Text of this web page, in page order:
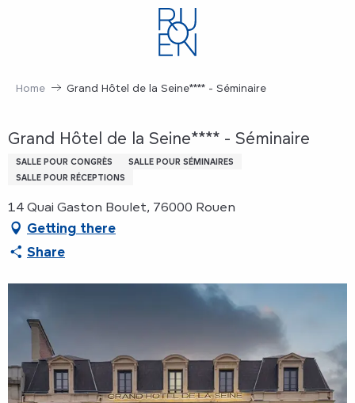
Home Grand Hôtel de la Seine**** - Séminaire
Grand Hôtel de la Seine**** - Séminaire
SALLE POUR CONGRÈS
SALLE POUR SÉMINAIRES
SALLE POUR RÉCEPTIONS
14 Quai Gaston Boulet, 76000 Rouen
Getting there
Share